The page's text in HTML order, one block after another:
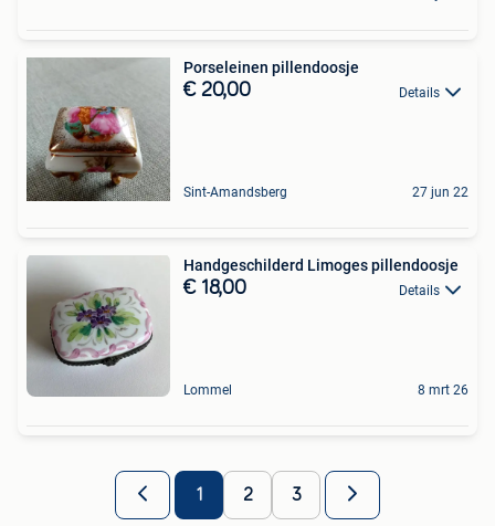
Porseleinen pillendoosje
€ 20,00 Details
Sint-Amandsberg 27 jun 22
Handgeschilderd Limoges pillendoosje
€ 18,00 Details
Lommel 8 mrt 26
1 2 3